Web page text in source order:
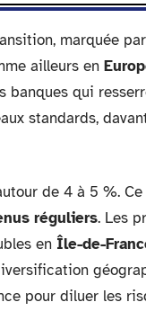
marquée
ailleurs en
banques qui
standards,
de 4 à 5 %.
réguliers. Les
en Île-de-
pour diluer les